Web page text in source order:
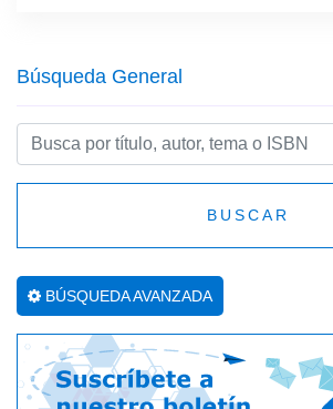
Búsqueda General
BUSCAR
BÚSQUEDA AVANZADA